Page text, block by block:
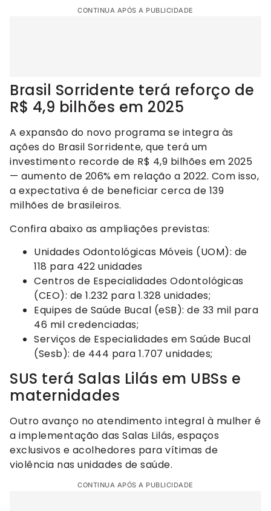
CONTINUA APÓS A PUBLICIDADE
Brasil Sorridente terá reforço de
R$ 4,9 bilhões em 2025
A expansão do novo programa se integra às
ações do Brasil Sorridente, que terá um
investimento recorde de R$ 4,9 bilhões em 2025
— aumento de 206% em relação a 2022. Com isso,
a expectativa é de beneficiar cerca de 139
milhões de brasileiros.
Confira abaixo as ampliações previstas:
Unidades Odontológicas Móveis (UOM): de
118 para 422 unidades
Centros de Especialidades Odontológicas
(CEO): de 1.232 para 1.328 unidades;
Equipes de Saúde Bucal (eSB): de 33 mil para
46 mil credenciadas;
Serviços de Especialidades em Saúde Bucal
(Sesb): de 444 para 1.707 unidades;
SUS terá Salas Lilás em UBSs e
maternidades
Outro avanço no atendimento integral à mulher é
a implementação das Salas Lilás, espaços
exclusivos e acolhedores para vítimas de
violência nas unidades de saúde.
CONTINUA APÓS A PUBLICIDADE